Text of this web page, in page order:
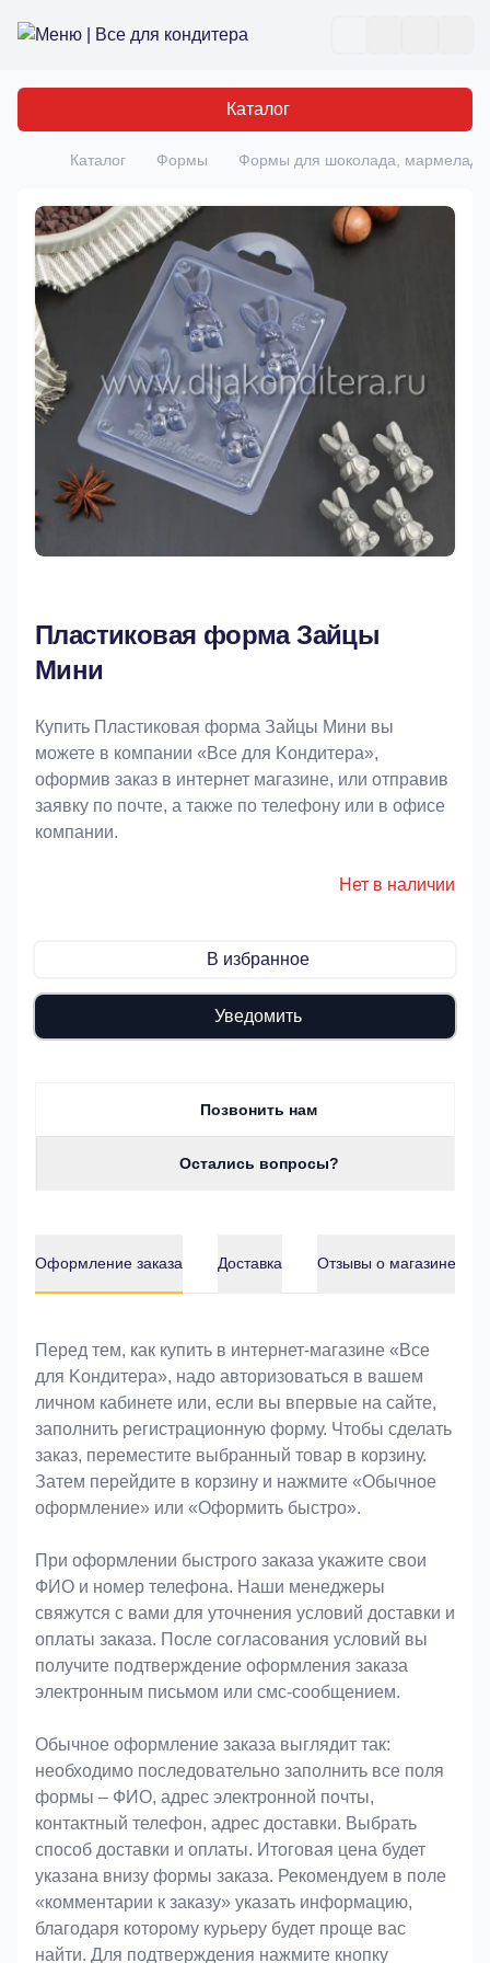
Все для кондитера
Каталог
Главная
Каталог Формы Формы для шоколада,
Пластиковая форма Зайцы
Мини
Купить Пластиковая форма Зайцы Мини вы
можете в компании «Bce для Koндитeрa»,
оформив заказ в интернет магазине, или отправив
заявку по почте, а также по телефону или в офисе
компании.
Нет в наличии
В избранное
Уведомить
Позвонить нам
Остались вопросы?
Оформление заказа Доставка Отзывы о магазине
Оформление заказа
Перед тем, как купить в интернет-магазине «Bce
для Koндитeрa», надо авторизоваться в вашем
личном кабинете или, если вы впервые на сайте,
заполнить регистрационную форму. Чтобы сделать
заказ, переместите выбранный товар в корзину.
Затем перейдите в корзину и нажмите «Обычное
оформление» или «Оформить быстро».
При оформлении быстрого заказа укажите свои
ФИО и номер телефона. Наши менеджеры
свяжутся с вами для уточнения условий доставки и
оплаты заказа. После согласования условий вы
получите подтверждение оформления заказа
электронным письмом или смс-сообщением.
Обычное оформление заказа выглядит так:
необходимо последовательно заполнить все поля
формы – ФИО, адрес электронной почты,
контактный телефон, адрес доставки. Выбрать
способ доставки и оплаты. Итоговая цена будет
указана внизу формы заказа. Рекомендуем в поле
«комментарии к заказу» указать информацию,
благодаря которому курьеру будет проще вас
найти. Для подтверждения нажмите кнопку